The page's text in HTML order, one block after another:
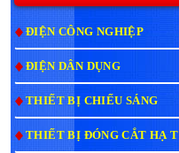
ĐIỆN CÔNG NGHIỆP
ĐIỆN DÂN DỤNG
THIẾT BỊ CHIẾU SÁNG
THIẾT BỊ ĐÓNG CẮT HẠ